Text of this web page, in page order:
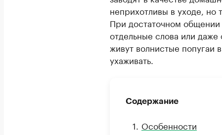
неприхотливы в уходе, но
При достаточном общении
отдельные слова или
живут волнистые попугаи
ухаживать.
Содержание
Особенности